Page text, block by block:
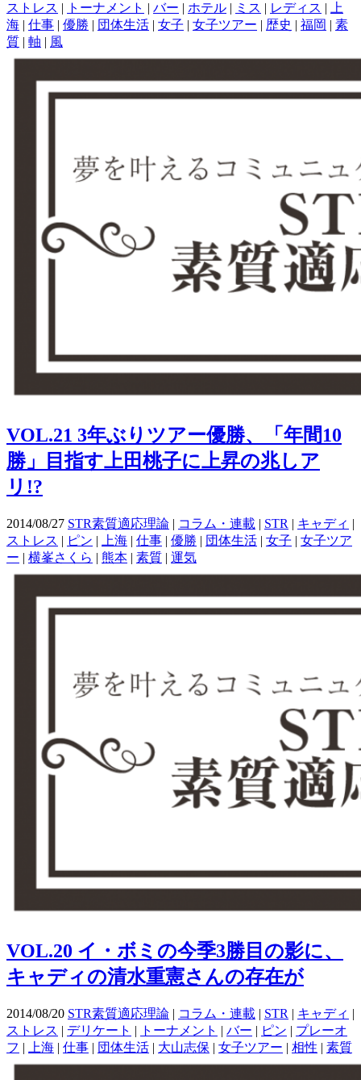
ストレス | トーナメント | バー | ホテル | ミス | レディス |
上
海 | 仕事 | 優勝 | 団体生活 | 女子 | 女子ツアー | 歴史 | 福岡 | 素
質 | 軸 | 風
VOL.21 3年ぶりツアー優勝、「年間10
勝」目指す上田桃子に上昇の兆しア
リ!?
2014/08/27 STR素質適応理論 | コラム・連載 | STR | キャディ |
ストレス | ピン | 上海 | 仕事 | 優勝 | 団体生活 | 女子 | 女子ツア
ー | 横峯さくら | 熊本 | 素質 | 運気
VOL.20 イ・ボミの今季3勝目の影に、
キャディの清水重憲さんの存在が
2014/08/20 STR素質適応理論 | コラム・連載 | STR | キャディ |
ストレス | デリケート | トーナメント | バー | ピン | プレーオ
フ | 上海 | 仕事 | 団体生活 | 大山志保 | 女子ツアー | 相性 | 素質